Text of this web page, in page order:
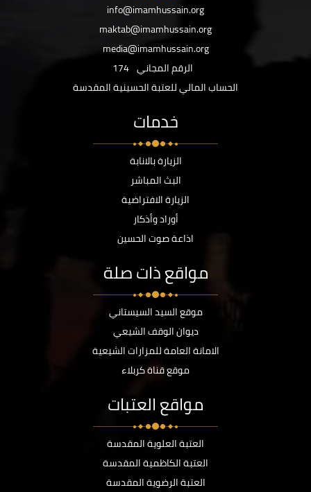
info@imamhussain.org
maktab@imamhussain.org
media@imamhussain.org
الرقم المجاني 174
الحساب المالي للعتبة الحسينية المقدسة
خدمات
الزيارة بالانابة
البث المباشر
الزيارة الافتراضية
أوراد وأذكار
اذاعة صوت الحسين
مواقع ذات صلة
موقع السيد السيستاني
ديوان الوقف الشيعي
الامانة العامة للمزارات الشيعية
موقع قناة كربلاء
مواقع العتبات
العتبة العلوية المقدسة
العتبة الكاظمية المقدسة
العتبة الرضوية المقدسة